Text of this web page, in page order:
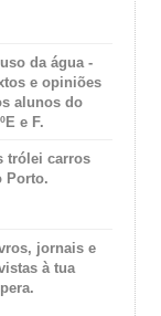
da água -
e opiniões
alunos do
e F.
trólei carros
Porto.
jornais e
à tua